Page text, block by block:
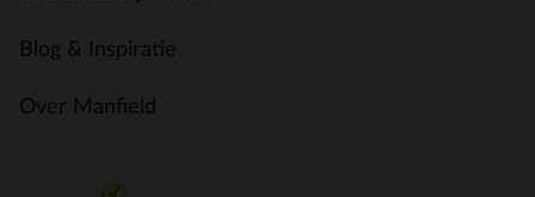
Blog & Inspiratie
Over Manfield